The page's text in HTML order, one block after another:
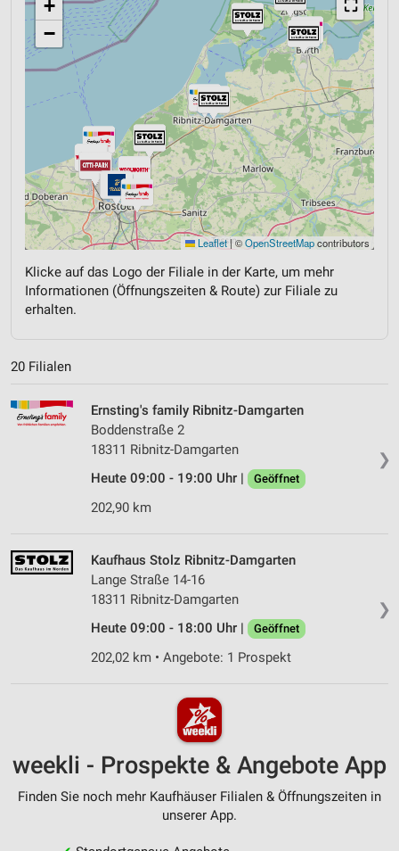
⛶
+
−
Leaflet|©OpenStreetMapcontributors
Klicke auf das Logo der Filiale in der Karte, um mehr
Informationen (Öffnungszeiten & Route) zur Filiale zu
erhalten.
20 Filialen
❯
Ernsting's family Ribnitz-Damgarten
Boddenstraße 2
18311 Ribnitz-Damgarten
Heute 09:00 - 19:00 Uhr |
Geöffnet
202,90 km
❯
Kaufhaus Stolz Ribnitz-Damgarten
Lange Straße 14-16
18311 Ribnitz-Damgarten
Heute 09:00 - 18:00 Uhr |
Geöffnet
202,02 km • Angebote: 1 Prospekt
weekli - Prospekte & Angebote App
Finden Sie noch mehr Kaufhäuser Filialen & Öffnungszeiten in
unserer App.